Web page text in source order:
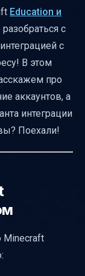
—
—
Play и
Education и
с
с
В этом
про
аккаунтов, а
интеграции
Поехали!
Minecraft